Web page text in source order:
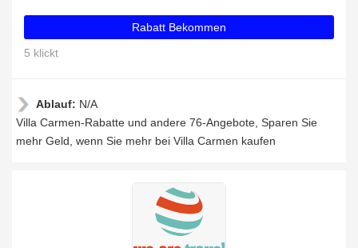
Rabatt Bekommen
5 klickt
Ablauf: N/A
Villa Carmen-Rabatte und andere 76-Angebote, Sparen Sie
mehr Geld, wenn Sie mehr bei Villa Carmen kaufen